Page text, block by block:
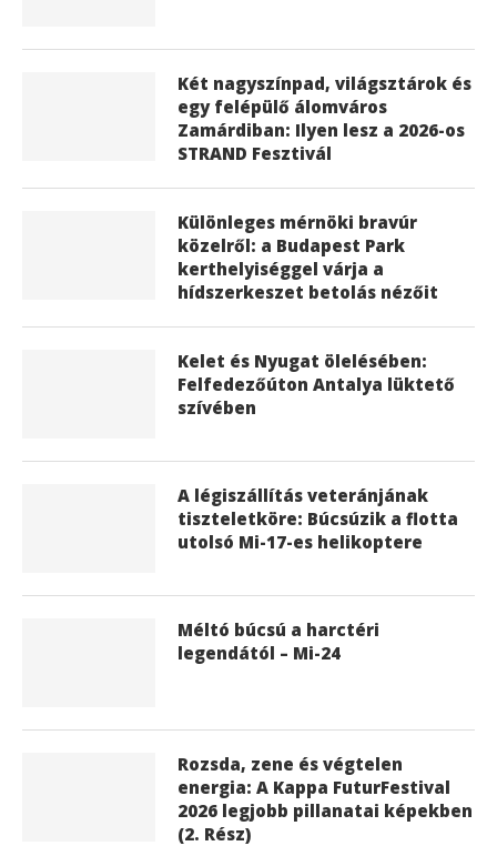
Két nagyszínpad, világsztárok és
egy felépülő álomváros
Zamárdiban: Ilyen lesz a 2026-os
STRAND Fesztivál
Különleges mérnöki bravúr
közelről: a Budapest Park
kerthelyiséggel várja a
hídszerkeszet betolás nézőit
Kelet és Nyugat ölelésében:
Felfedezőúton Antalya lüktető
szívében
A légiszállítás veteránjának
tiszteletköre: Búcsúzik a flotta
utolsó Mi-17-es helikoptere
Méltó búcsú a harctéri
legendától – Mi-24
Rozsda, zene és végtelen
energia: A Kappa FuturFestival
2026 legjobb pillanatai képekben
(2. Rész)